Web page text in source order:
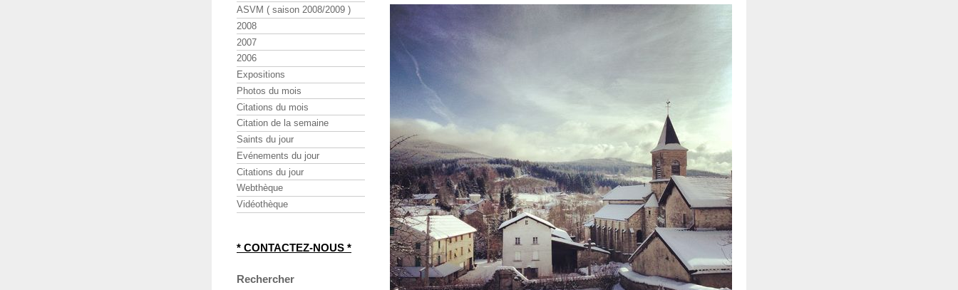
ASVM ( saison 2008/2009 )
2008
2007
2006
Expositions
Photos du mois
Citations du mois
Citation de la semaine
Saints du jour
Evénements du jour
Citations du jour
Webthèque
Vidéothèque
* CONTACTEZ-NOUS *
Rechercher